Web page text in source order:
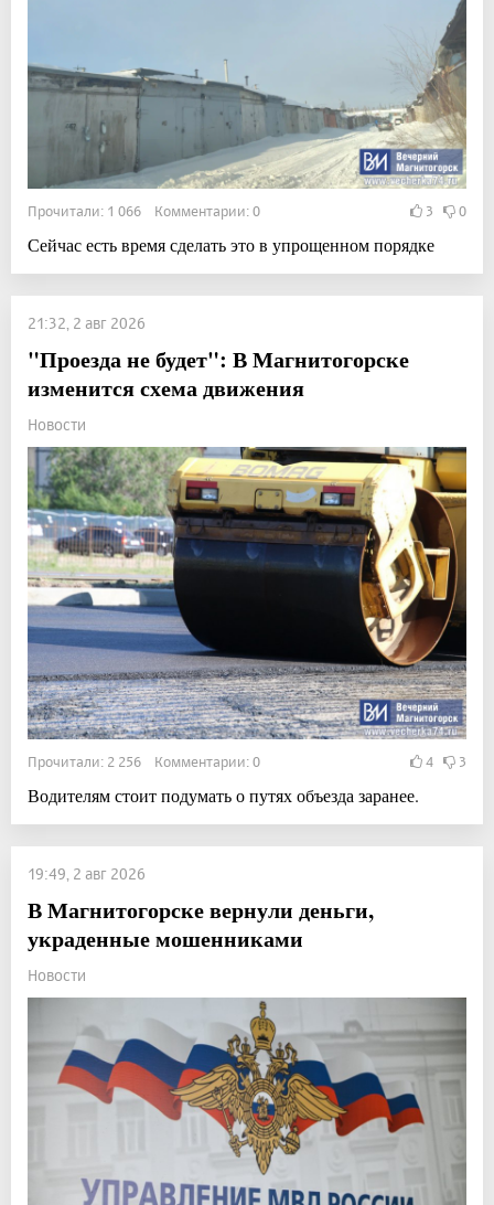
Прочитали: 1 066 Комментарии: 0 3 0
Сейчас есть время сделать это в упрощенном порядке
21:32, 2 авг 2026
"Проезда не будет": В Магнитогорске
изменится схема движения
Новости
Прочитали: 2 256 Комментарии: 0 4 3
Водителям стоит подумать о путях объезда заранее.
19:49, 2 авг 2026
В Магнитогорске вернули деньги,
украденные мошенниками
Новости